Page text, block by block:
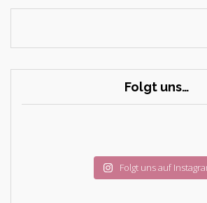
Folgt uns…
Folgt uns auf